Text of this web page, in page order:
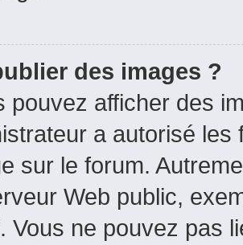
des images ?
pouvez afficher des
a autorisé
sur le forum.
Web public,
Vous ne pouvez pas